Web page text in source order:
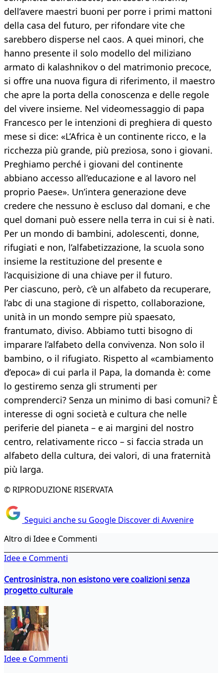
dell’avere maestri buoni per porre i primi mattoni
della casa del futuro, per rifondare vite che
sarebbero disperse nel caos. A quei minori, che
hanno presente il solo modello del miliziano
armato di kalashnikov o del matrimonio precoce,
si offre una nuova figura di riferimento, il maestro
che apre la porta della conoscenza e delle regole
del vivere insieme. Nel videomessaggio di papa
Francesco per le intenzioni di preghiera di questo
mese si dice: «L’Africa è un continente ricco, e la
ricchezza più grande, più preziosa, sono i giovani.
Preghiamo perché i giovani del continente
abbiano accesso all’educazione e al lavoro nel
proprio Paese». Un’intera generazione deve
credere che nessuno è escluso dal domani, e che
quel domani può essere nella terra in cui si è nati.
Per un mondo di bambini, adolescenti, donne,
rifugiati e non, l’alfabetizzazione, la scuola sono
insieme la restituzione del presente e
l’acquisizione di una chiave per il futuro.
Per ciascuno, però, c’è un alfabeto da recuperare,
l’abc di una stagione di rispetto, collaborazione,
unità in un mondo sempre più spaesato,
frantumato, diviso. Abbiamo tutti bisogno di
imparare l’alfabeto della convivenza. Non solo il
bambino, o il rifugiato. Rispetto al «cambiamento
d’epoca» di cui parla il Papa, la domanda è: come
lo gestiremo senza gli strumenti per
comprenderci? Senza un minimo di basi comuni? È
interesse di ogni società e cultura che nelle
periferie del pianeta – e ai margini del nostro
centro, relativamente ricco – si faccia strada un
alfabeto della cultura, dei valori, di una fraternità
più larga.
© RIPRODUZIONE RISERVATA
Seguici anche su Google Discover di Avvenire
Altro di Idee e Commenti
Idee e Commenti
Centrosinistra, non esistono vere coalizioni senza
progetto culturale
Idee e Commenti